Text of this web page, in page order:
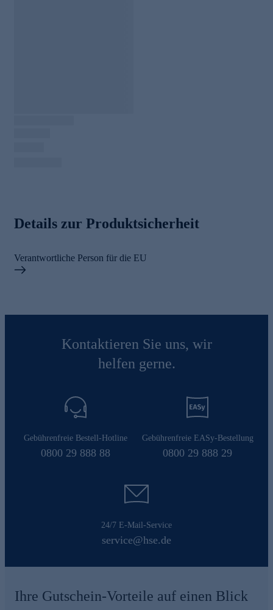
Details zur Produktsicherheit
Verantwortliche Person für die EU
Kontaktieren Sie uns, wir
helfen gerne.
Gebührenfreie Bestell-Hotline
0800 29 888 88
Gebührenfreie EASy-Bestellung
0800 29 888 29
24/7 E-Mail-Service
service@hse.de
Ihre Gutschein-Vorteile auf einen Blick